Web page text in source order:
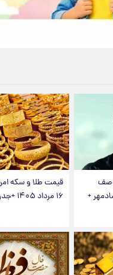
وصف
+
قیمت طلا و سکه
۱۶ مرداد ۱۴۰۵ +جدول